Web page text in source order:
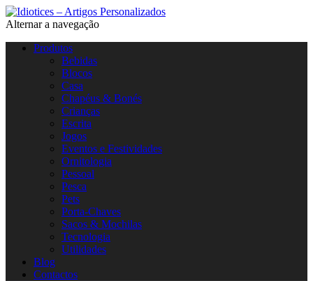
Alternar a navegação
Produtos
Bebidas
Blocos
Casa
Chapéus & Bonés
Crianças
Escrita
Jogos
Eventos e Festividades
Ornitologia
Pessoal
Pesca
Pets
Porta-Chaves
Sacos & Mochilas
Tecnologia
Utilidades
Blog
Contactos